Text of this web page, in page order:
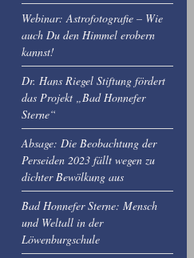
Webinar: Astrofotografie – Wie
auch Du den Himmel erobern
kannst!
Dr. Hans Riegel Stiftung fördert
das Projekt „Bad Honnefer
Sterne“
Absage: Die Beobachtung der
Perseiden 2023 fällt wegen zu
dichter Bewölkung aus
Bad Honnefer Sterne: Mensch
und Weltall in der
Löwenburgschule